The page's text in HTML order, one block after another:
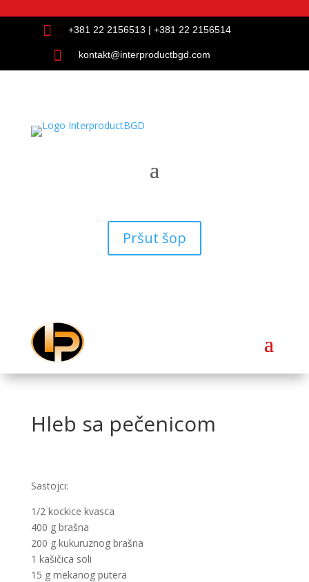
 +381 22 2156513 | +381 22 2156514
 kontakt@interproductbgd.com
Pršut šop
Hleb sa pečenicom
Sastojci:
1/2 kockice kvasca
400 g brašna
200 g kukuruznog brašna
1 kašičica soli
15 g mekanog putera